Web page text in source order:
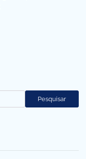
Pesquisar